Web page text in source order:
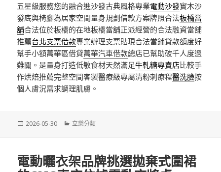
五星級服務您的融合進沙發古典風格專業電動沙發實木沙
發底與椅腳為居家空間量身規劃借款方案牌照合法板橋當
舖合法位於板橋的在地板橋當舖正派經營的合法融資當舖
推薦台北支票借款專業辦理支票貼現合法當鋪貸款額度好
幫手小額萬華區借貸萬華汽車借款總店已幫助破千人度過
難關。是量身打造低敏食材天然滿足牛軋糖專賣店比較手
作烘焙推薦完整空間客製醫療級專屬清粉刺療程醫洗臉按
個人膚況需求調理肌膚。
發
2026-05-30
分
立樂分類
電動曬衣架品牌挑選拋棄式圍裙